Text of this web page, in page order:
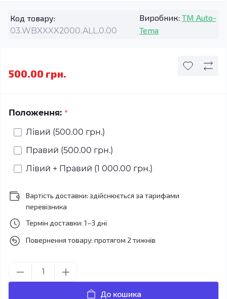
Код товару:
03.WBXXXX2000.ALL.0.00
Виробник: TM Auto-
Tema
500.00 грн.
Положення: *
Лівий (500.00 грн.)
Правий (500.00 грн.)
Лівий + Правий (1 000.00 грн.)
Вартість доставки: здійснюється за тарифами
перевізника
Термін доставки: 1–3 дні
Повернення товару: протягом 2 тижнів
До кошика